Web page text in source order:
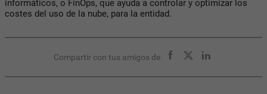
informáticos, o FinOps, que ayuda a controlar y optimizar los
costes del uso de la nube, para la entidad.
Compartir con tus amigos de